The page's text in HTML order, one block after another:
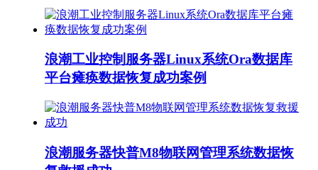
浪潮工业控制服务器Linux系统Ora数据库
平台瘫痪数据恢复成功案例
浪潮服务器快普M8物联网管理系统数据恢